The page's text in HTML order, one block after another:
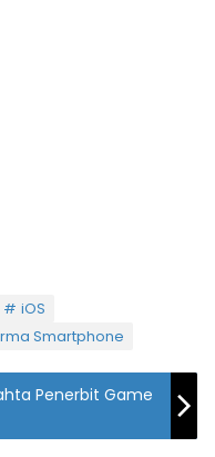
iOS
Smartphone
Penerbit Game